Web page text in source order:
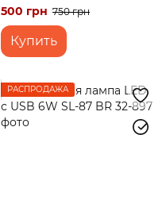
звездного неба белый цвет
500 грн 750 грн
Купить
РАСПРОДАЖА